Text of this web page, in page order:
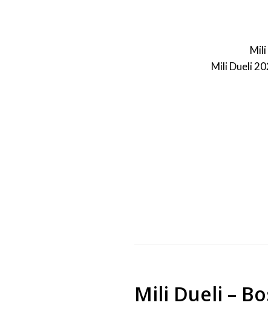
Mili
Mili Dueli
Mili Dueli –